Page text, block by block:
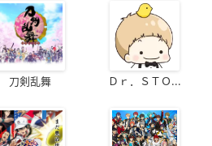
刀剣乱舞 Ｄｒ．ＳＴＯ...